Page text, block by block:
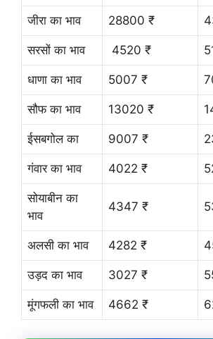
जीरा का भाव 28800 ₹
सरसों का भाव 4520 ₹
धाणा का भाव 5007 ₹
सौफ का भाव 13020 ₹
ईसबगोल का 9007 ₹
गंवार का भाव 4022 ₹
सोयाबीन का
भाव
4347 ₹
अलसी का भाव 4282 ₹
उड़द का भाव 3027 ₹
मूंगफली का भाव 4662 ₹